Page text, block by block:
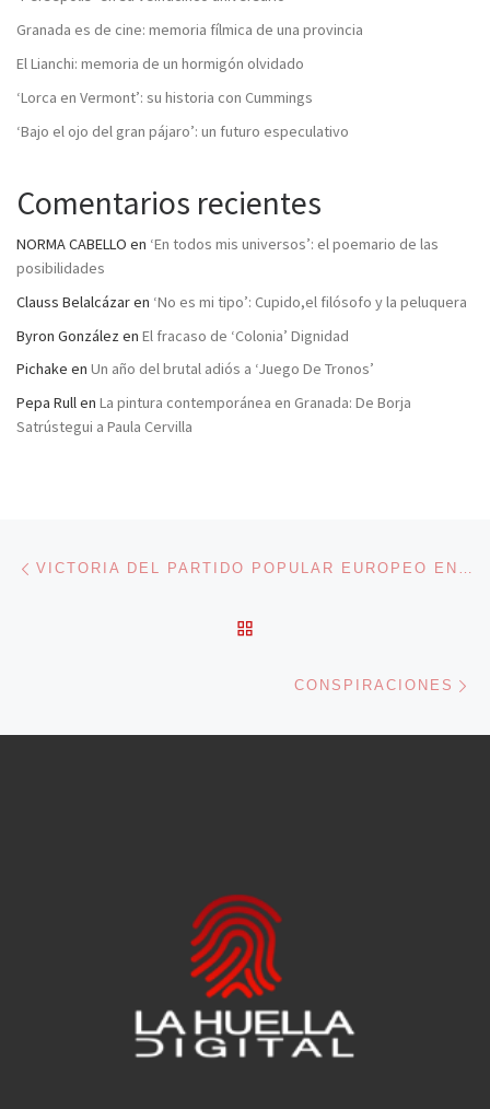
Granada es de cine: memoria fílmica de una provincia
El Lianchi: memoria de un hormigón olvidado
‘Lorca en Vermont’: su historia con Cummings
‘Bajo el ojo del gran pájaro’: un futuro especulativo
Comentarios recientes
NORMA CABELLO en ‘En todos mis universos’: el poemario de las
posibilidades
Clauss Belalcázaren ‘No es mi tipo’: Cupido,el filósofo y la peluquera
Byron González en El fracaso de ‘Colonia’ Dignidad
Pichake en Un año del brutal adiós a ‘Juego De Tronos’
Pepa Rullen La pintura contemporánea en Granada: De Borja
Satrústegui a Paula Cervilla
Navegación de entradas VICTORIA DEL PARTIDO POPULAR EUROPEO EN LAS ELECCIONES CON 212 EURODIPUTADOS
CONSPIRACIONES